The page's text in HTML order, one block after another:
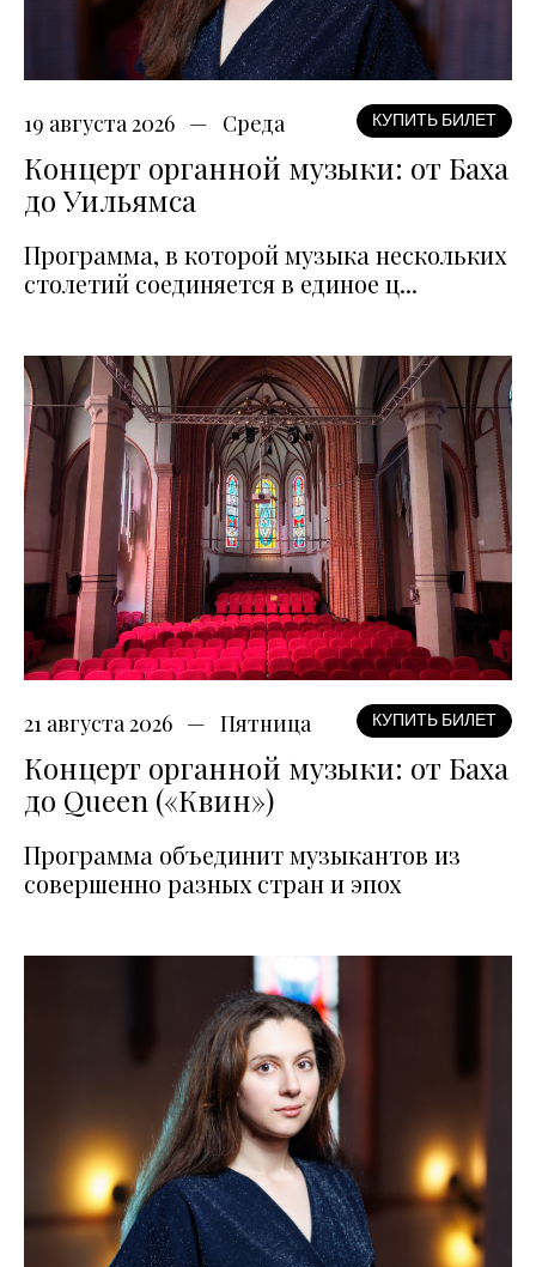
19 августа 2026 Среда КУПИТЬ БИЛЕТ
Концерт органной музыки: от Баха
до Уильямса
Программа, в которой музыка нескольких
столетий соединяется в единое ц...
21 августа 2026 Пятница КУПИТЬ БИЛЕТ
Концерт органной музыки: от Баха
до Queen («Квин»)
Программа объединит музыкантов из
совершенно разных стран и эпох